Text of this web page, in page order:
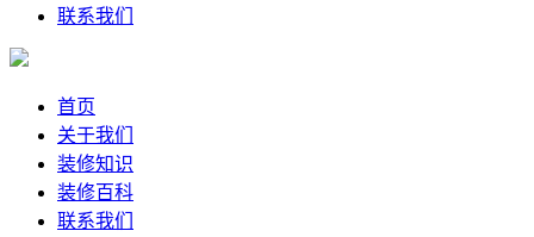
联系我们
首页
关于我们
装修知识
装修百科
联系我们